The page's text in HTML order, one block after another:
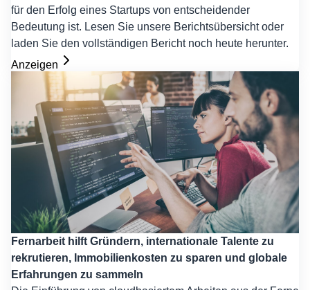
für den Erfolg eines Startups von entscheidender
Bedeutung ist. Lesen Sie unsere Berichtsübersicht oder
laden Sie den vollständigen Bericht noch heute herunter.
Anzeigen
Fernarbeit hilft Gründern, internationale Talente zu
rekrutieren, Immobilienkosten zu sparen und globale
Erfahrungen zu sammeln